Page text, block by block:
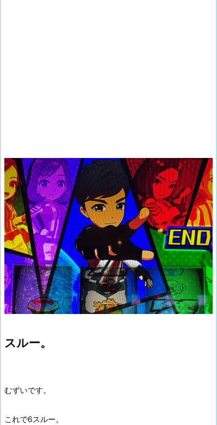
スルー。
むずいです。
これで6スルー。